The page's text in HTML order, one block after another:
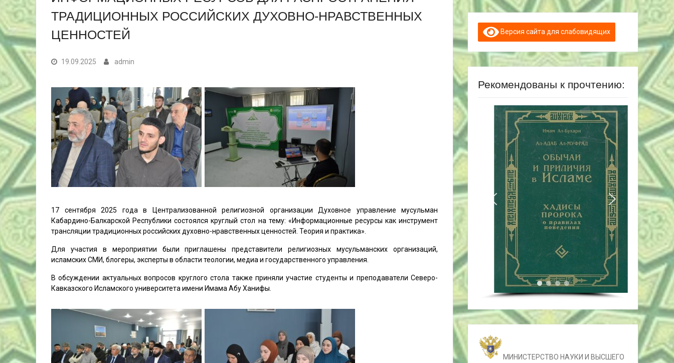
ТРАДИЦИОННЫХ РОССИЙСКИХ ДУХОВНО-НРАВСТВЕННЫХ
ЦЕННОСТЕЙ
19.09.2025 admin
17 сентября 2025 года в Централизованной религиозной организации Духовное управление мусульман
Кабардино-Балкарской Республики состоялся круглый стол на тему: «Информационные ресурсы как инструмент
трансляции традиционных российских духовно-нравственных ценностей. Теория и практика».
Для участия в мероприятии были приглашены представители религиозных мусульманских организаций,
исламских СМИ, блогеры, эксперты в области теологии, медиа и государственного управления.
В обсуждении актуальных вопросов круглого стола также приняли участие студенты и преподаватели Северо-
Кавказского Исламского университета имени Имама Абу Ханифы.
Версия сайта для слабовидящих
Рекомендованы к прочтению:
МИНИСТЕРСТВО НАУКИ И ВЫСШЕГО